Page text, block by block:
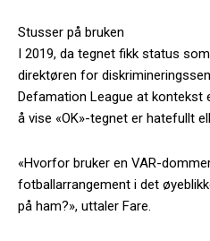
Stusser på bruken
I 2019, da tegnet fikk status
direktøren for
Defamation League at kontekst
å vise «OK»-tegnet er hatefullt
«Hvorfor bruker en VAR-
fotballarrangement i det
på ham?», uttaler Fare.